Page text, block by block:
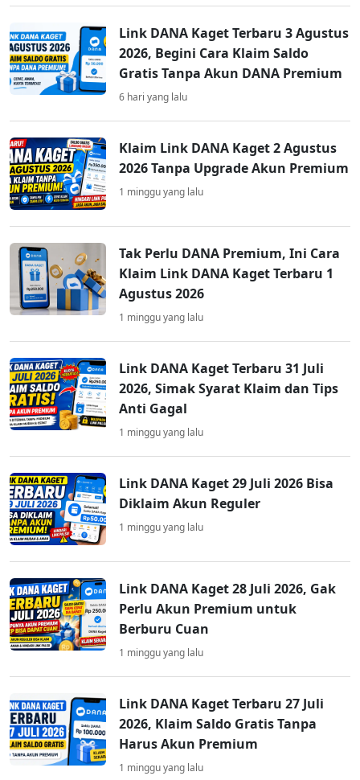
Link DANA Kaget Terbaru 3 Agustus
2026, Begini Cara Klaim Saldo
Gratis Tanpa Akun DANA Premium
6 hari yang lalu
Klaim Link DANA Kaget 2 Agustus
2026 Tanpa Upgrade Akun Premium
1 minggu yang lalu
Tak Perlu DANA Premium, Ini Cara
Klaim Link DANA Kaget Terbaru 1
Agustus 2026
1 minggu yang lalu
Link DANA Kaget Terbaru 31 Juli
2026, Simak Syarat Klaim dan Tips
Anti Gagal
1 minggu yang lalu
Link DANA Kaget 29 Juli 2026 Bisa
Diklaim Akun Reguler
1 minggu yang lalu
Link DANA Kaget 28 Juli 2026, Gak
Perlu Akun Premium untuk
Berburu Cuan
1 minggu yang lalu
Link DANA Kaget Terbaru 27 Juli
2026, Klaim Saldo Gratis Tanpa
Harus Akun Premium
1 minggu yang lalu